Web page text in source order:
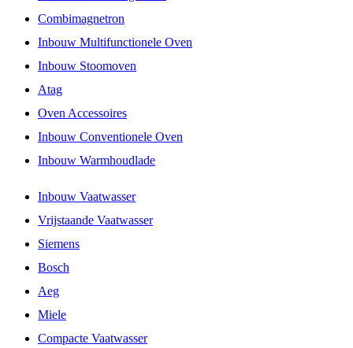
Combimagnetron
Inbouw Multifunctionele Oven
Inbouw Stoomoven
Atag
Oven Accessoires
Inbouw Conventionele Oven
Inbouw Warmhoudlade
Inbouw Vaatwasser
Vrijstaande Vaatwasser
Siemens
Bosch
Aeg
Miele
Compacte Vaatwasser